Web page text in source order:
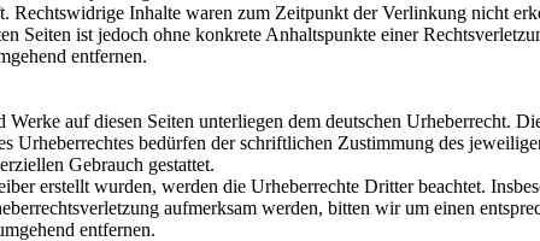
Rechtswidrige Inhalte waren zum Zeitpunkt der Verlinkung nicht
Seiten ist jedoch ohne konkrete Anhaltspunkte einer
entfernen.
auf diesen Seiten unterliegen dem deutschen Urheberrecht.
Urheberrechtes bedürfen der schriftlichen Zustimmung des
Gebrauch gestattet.
erstellt wurden, werden die Urheberrechte Dritter beachtet.
aufmerksam werden, bitten wir um einen
entfernen.